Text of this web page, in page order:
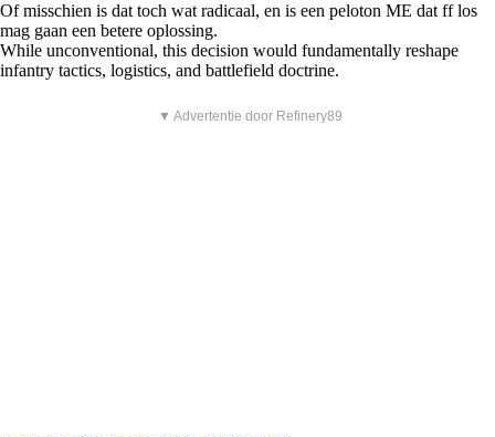
Of misschien is dat toch wat radicaal, en is een peloton ME dat ff los
mag gaan een betere oplossing.
While unconventional, this decision would fundamentally reshape
infantry tactics, logistics, and battlefield doctrine.
▼ Advertentie door Refinery89